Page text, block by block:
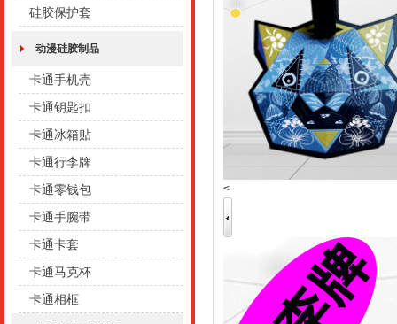
硅胶保护套
动漫硅胶制品
卡通手机壳
卡通钥匙扣
卡通冰箱贴
卡通行李牌
卡通零钱包
卡通手腕带
卡通卡套
卡通马克杯
卡通相框
<